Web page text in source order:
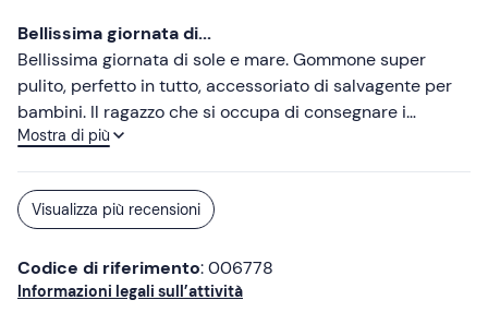
Bellissima giornata di...
Bellissima giornata di sole e mare. Gommone super
pulito, perfetto in tutto, accessoriato di salvagente per
bambini. Il ragazzo che si occupa di consegnare i
gommoni è anche un ottimo insegnante, gentile e
Ottimo prezzo. Grazie
Mostra di più
Visualizza più recensioni
Codice di riferimento: 006778
Informazioni legali sull’attività